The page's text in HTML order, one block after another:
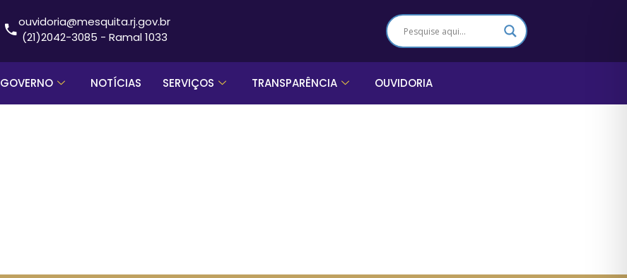
ouvidoria@mesquita.rj.gov.br
(21)2042-3085 - Ramal 1033
GOVERNO NOTÍCIAS SERVIÇOS TRANSPARÊNCIA OUVIDORIA